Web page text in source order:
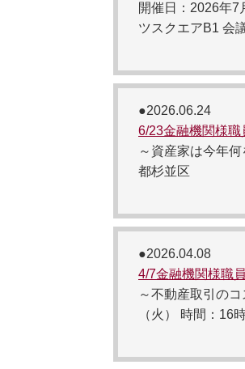
開催日：2026年
ツスクエアB1 会
●2026.06.24
6/23金融機関様
～資産家は今年
都杉並区
●2026.04.08
4/7金融機関様職
～不動産取引の
（火） 時間：16